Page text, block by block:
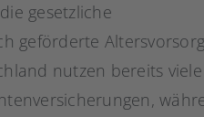
gesetzliche
geförderte
nutzen bereits viele